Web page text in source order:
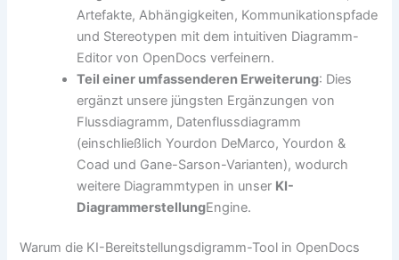
Artefakte, Abhängigkeiten, Kommunikationspfade
und Stereotypen mit dem intuitiven Diagramm-
Editor von OpenDocs verfeinern.
Teil einer umfassenderen Erweiterung: Dies
ergänzt unsere jüngsten Ergänzungen von
Flussdiagramm, Datenflussdiagramm
(einschließlich Yourdon DeMarco, Yourdon &
Coad und Gane-Sarson-Varianten), wodurch
weitere Diagrammtypen in unser KI-
DiagrammerstellungEngine.
Warum die KI-Bereitstellungsdigramm-Tool in OpenDocs